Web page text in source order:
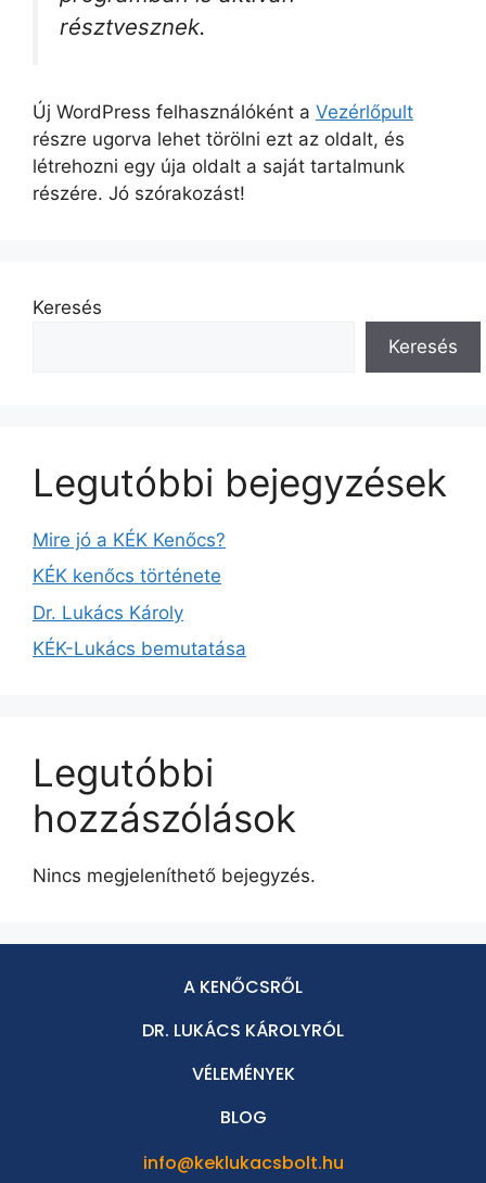
résztvesznek.
Új WordPress felhasználóként a Vezérlőpult
részre ugorva lehet törölni ezt az oldalt, és
létrehozni egy úja oldalt a saját tartalmunk
részére. Jó szórakozást!
Keresés
Keresés
Legutóbbi bejegyzések
Mire jó a KÉK Kenőcs?
KÉK kenőcs története
Dr. Lukács Károly
KÉK-Lukács bemutatása
Legutóbbi
hozzászólások
Nincs megjeleníthető bejegyzés.
A KENŐCSRŐL
DR. LUKÁCS KÁROLYRÓL
VÉLEMÉNYEK
BLOG
info@keklukacsbolt.hu